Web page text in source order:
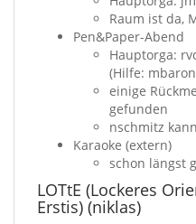
Raum ist da,
Pen&Paper-Abend
Hauptorga:
(Hilfe:
einige
gefunden
nschmitz
Karaoke (extern)
schon längst
LOTtE (Lockeres
Erstis) (niklas)